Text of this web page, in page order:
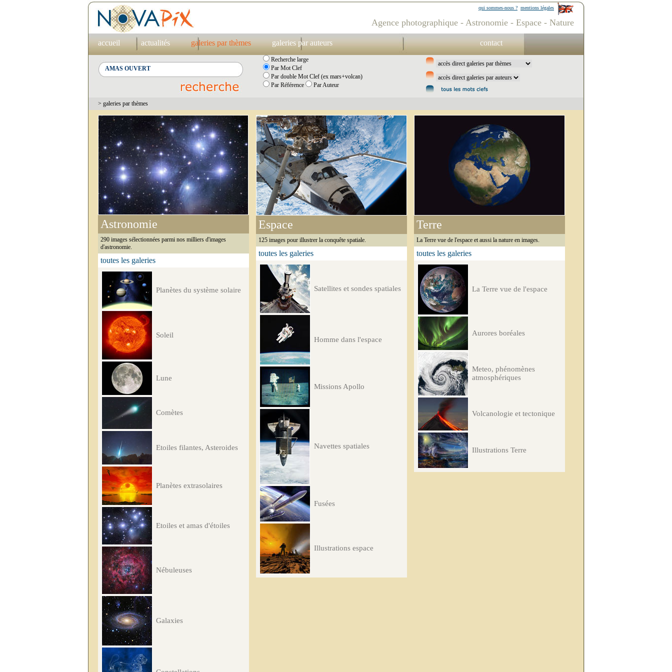
mentions légales
qui sommes-nous ?
Agence photographique - Astronomie - Espace - Nature
accueil actualités galeries par thèmes galeries par auteurs contact
Recherche large
Par Mot Clef
Par double Mot Clef (ex mars+volcan)
Par Référence
Par Auteur
> galeries par thèmes
Astronomie
290 images sélectionnées parmi nos milliers d'images
d'astronomie.
toutes les galeries
Planètes du système solaire
Soleil
Lune
Comètes
Etoiles filantes, Asteroides
Planètes extrasolaires
Etoiles et amas d'étoiles
Nébuleuses
Galaxies
Espace
125 images pour illustrer la conquête spatiale.
toutes les galeries
Satellites et sondes spatiales
Homme dans l'espace
Missions Apollo
Navettes spatiales
Fusées
Illustrations espace
Terre
La Terre vue de l'espace et aussi la nature en images.
toutes les galeries
La Terre vue de l'espace
Aurores boréales
Meteo, phénomènes
atmosphériques
Volcanologie et tectonique
Illustrations Terre